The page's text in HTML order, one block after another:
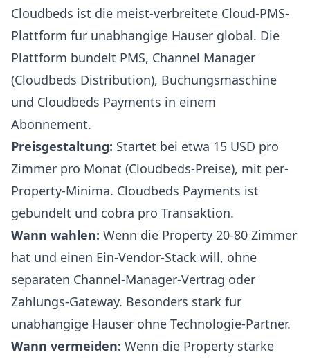
Cloudbeds ist die meist-verbreitete Cloud-PMS-
Plattform fur unabhangige Hauser global. Die
Plattform bundelt PMS, Channel Manager
(Cloudbeds Distribution), Buchungsmaschine
und Cloudbeds Payments in einem
Abonnement.
Preisgestaltung: Startet bei etwa 15 USD pro
Zimmer pro Monat (Cloudbeds-Preise), mit per-
Property-Minima. Cloudbeds Payments ist
gebundelt und cobra pro Transaktion.
Wann wahlen: Wenn die Property 20-80 Zimmer
hat und einen Ein-Vendor-Stack will, ohne
separaten Channel-Manager-Vertrag oder
Zahlungs-Gateway. Besonders stark fur
unabhangige Hauser ohne Technologie-Partner.
Wann vermeiden: Wenn die Property starke